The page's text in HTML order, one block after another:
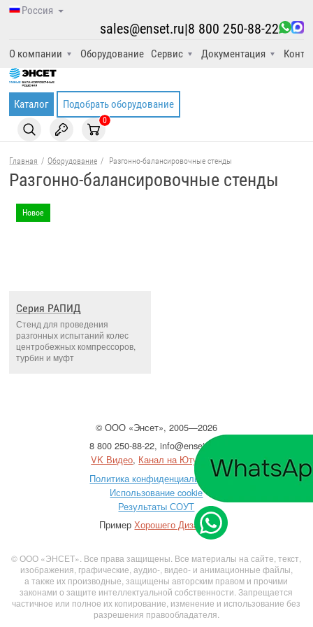
Россия
О компании Оборудование Сервис Документация
sales@enset.ru|8 800 250-88-22
Каталог Подобрать оборудование
0
Главная / Оборудование / Разгонно-балансировочные стенды
Разгонно-балансировочные стенды
Новое
Серия РАПИД
Стенд для проведения
разгонных испытаний колес
центробежных компрессоров,
турбин и муфт
©ООО«Энсет», 2005—2026
8 800 250-88-22,info@enset.ru
VK Видео, Канал на Ютубе
Политика конфиденциальности
Использование cookie
Результаты СОУТ
ПримерХорошего Дизайна
© ООО «ЭНСЕТ». Все права защищены. Все материалы на сайте, текст,
изображения, графические, аудио-, видео- и анимационные файлы,
а также их производные, защищены авторским правом и прочими
законами о защите интеллектуальной собственности. Запрещается
частичное или полное их копирование, изменение и использование без
разрешения правообладателя.